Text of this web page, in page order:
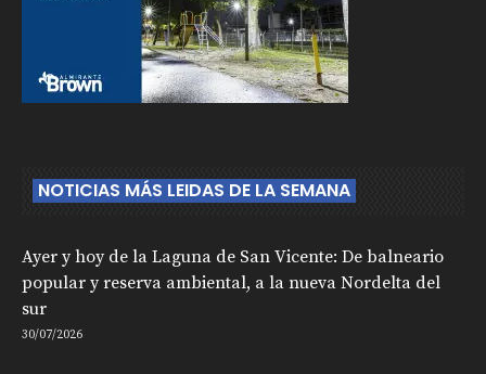
NOTICIAS MÁS LEIDAS DE LA SEMANA
Ayer y hoy de la Laguna de San Vicente: De balneario
popular y reserva ambiental, a la nueva Nordelta del
sur
30/07/2026